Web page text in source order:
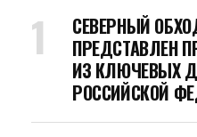
СЕВЕРНЫЙ
ПРЕДСТАВЛЕН
ИЗ КЛЮЧЕВЫХ
РОССИЙСКОЙ